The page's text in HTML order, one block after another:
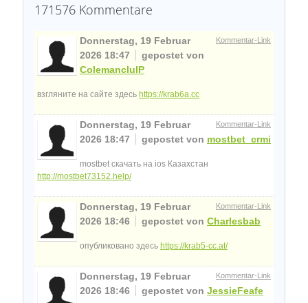
171576 Kommentare
Kommentar-Link
Donnerstag, 19 Februar
2026 18:47
gepostet von
ColemanclulP
взгляните на сайте здесь https://krab6a.cc
Kommentar-Link
Donnerstag, 19 Februar
2026 18:47
gepostet von mostbet_crmi
mostbet скачать на ios Казахстан
http://mostbet73152.help/
Kommentar-Link
Donnerstag, 19 Februar
2026 18:46
gepostet von Charlesbab
опубликовано здесь https://krab5-cc.at/
Kommentar-Link
Donnerstag, 19 Februar
2026 18:46
gepostet von JessieFeafe